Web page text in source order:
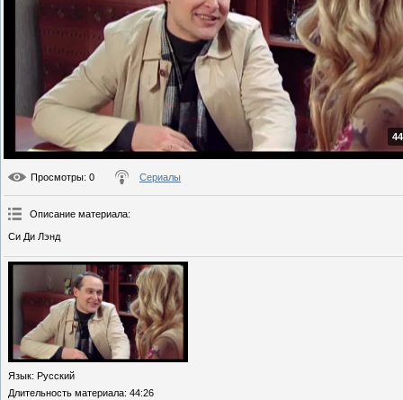
Просмотры: 0 Сериалы
Описание материала:
Си Ди Лэнд
Язык: Русский
Длительность материала: 44:26